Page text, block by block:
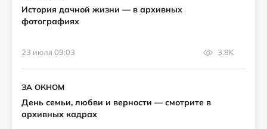
История дачной жизни — в архивных
фотографиях
23 июля 09:03 3.8K
ЗА ОКНОМ
День семьи, любви и верности — смотрите в
архивных кадрах